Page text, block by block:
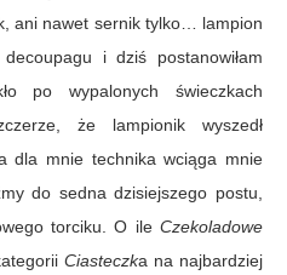
ani nawet sernik tylko… lampion
i dziś postanowiłam
po wypalonych świeczkach
że lampionik wyszedł
dla mnie technika wciąga mnie
do sedna dzisiejszego postu,
torciku. O ile Czekoladowe
Ciasteczka na najbardziej